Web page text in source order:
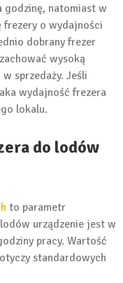
godzinę, natomiast w
frezery o wydajności
dobrany frezer
wysoką
sprzedaży. Jeśli
wydajność frezera
lokalu.
do lodów
to parametr
urządzenie jest w
pracy. Wartość
standardowych